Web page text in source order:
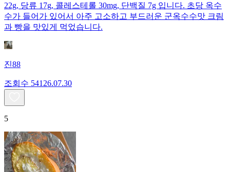
22g, 당류 17g, 콜레스테롤 30mg, 단백질 7g 입니다. 초당 옥수
수가 들어가 있어서 아주 고소하고 부드러운 군옥수수맛 크림
과 빵을 맛있게 먹었습니다.
진88
조회수 541 26.07.30
5